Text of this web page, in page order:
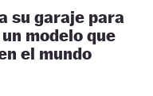
su garaje para
modelo que
el mundo